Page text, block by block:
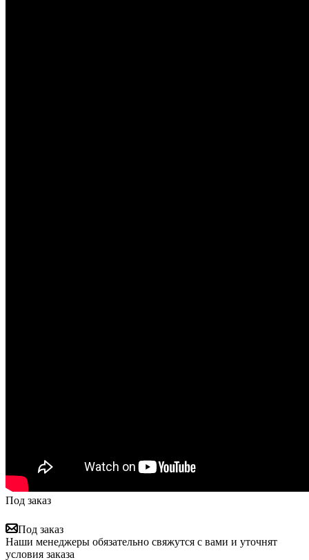
Под заказ
Под заказ
Наши менеджеры обязательно свяжутся с вами и уточнят
условия заказа